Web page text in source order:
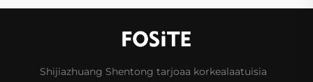
Shijiazhuang Shentong tarjoaa korkealaatuisia